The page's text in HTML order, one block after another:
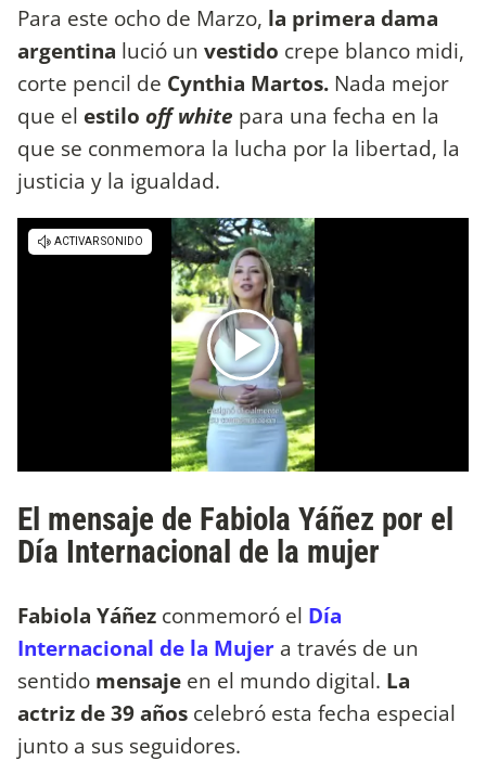
Para este ocho de Marzo, la primera dama
argentina lució un vestido crepe blanco midi,
corte pencil de Cynthia Martos. Nada mejor
que el estilo off white para una fecha en la
que se conmemora la lucha por la libertad, la
justicia y la igualdad.
El mensaje de Fabiola Yáñez por el
Día Internacional de la mujer
Fabiola Yáñez conmemoró el Día
Internacional de la Mujer a través de un
sentido mensaje en el mundo digital. La
actriz de 39 años celebró esta fecha especial
junto a sus seguidores.